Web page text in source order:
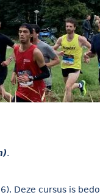
.
Deze cursus is